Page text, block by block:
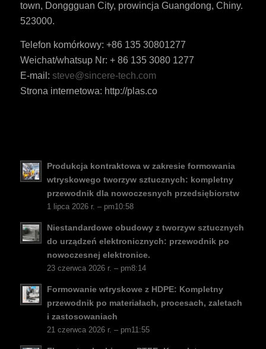
town, Donggguan City, prowincja Guangdong, Chiny.
523000.
Telefon komórkowy: +86 135 30801277
Weichat/whatsup Nr: + 86 135 3080 1277
E-mail: steve@sincere-tech.com
Strona internetowa: http://plas.co
Produkcja kontraktowa w zakresie formowania
wtryskowego tworzyw sztucznych: kompletny
przewodnik dla nowoczesnych przedsiębiorstw
1 lipca 2026 r. – pm10:58
Niestandardowe obudowy z tworzyw sztucznych
do urządzeń elektronicznych: przewodnik po
nowoczesnej elektronice.
23 czerwca 2026 r. – pm8:14
Formowanie wtryskowe z HDPE: Kompletny
przewodnik po materiałach, procesach, zaletach
i zastosowaniach
21 czerwca 2026 r. – pm11:55
JA
KO
PT
CS
DA
FI
NB
EL